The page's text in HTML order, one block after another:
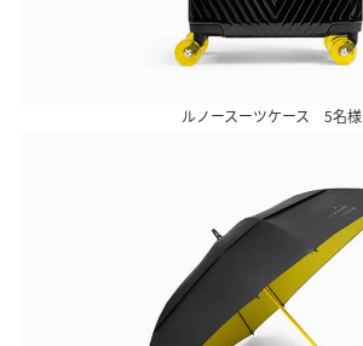
ルノースーツケース 5名様